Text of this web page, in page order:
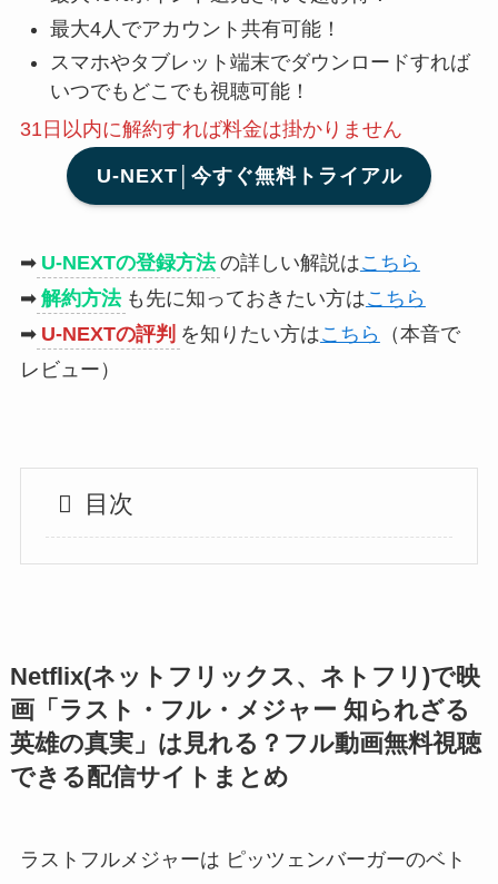
最大4人でアカウント共有可能！
スマホやタブレット端末でダウンロードすれば
いつでもどこでも視聴可能！
31日以内に解約すれば料金は掛かりません
U-NEXT│今すぐ無料トライアル
➡ U-NEXTの登録方法 の詳しい解説はこちら
➡ 解約方法 も先に知っておきたい方はこちら
➡ U-NEXTの評判 を知りたい方はこちら
（本音で
レビュー）
目次
Netflix(ネットフリックス、ネトフリ)で映
画「ラスト・フル・メジャー 知られざる
英雄の真実」は見れる？フル動画無料視聴
できる配信サイトまとめ
ラストフルメジャーは ピッツェンバーガーのベト